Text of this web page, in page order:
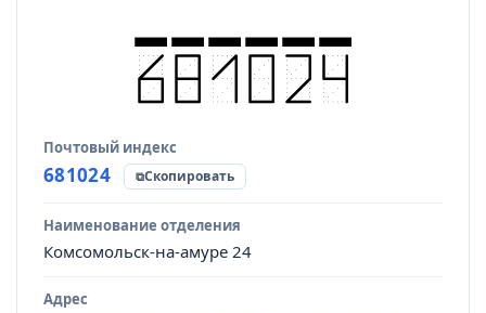
Почтовый индекс
681024 Скопировать
Наименование отделения
Комсомольск-на-амуре 24
Адрес
Источник данных